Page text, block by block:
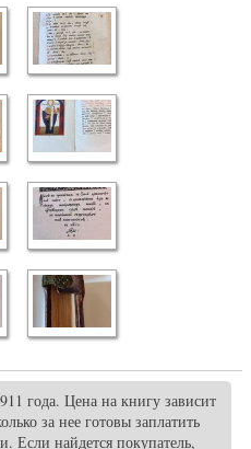
года. Цена на книгу зависит
за нее готовы заплатить
Если найдется покупатель,